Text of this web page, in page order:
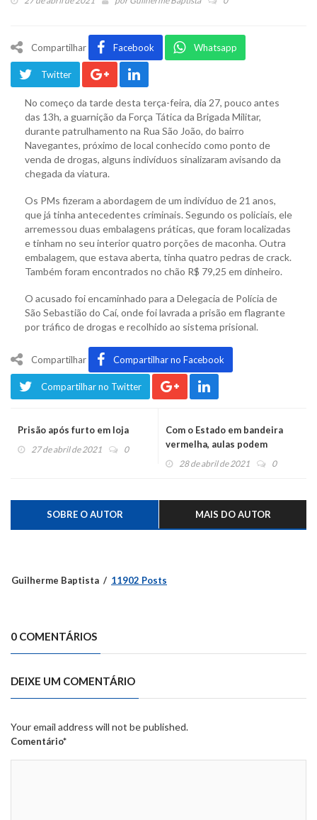
Compartilhar Facebook Whatsapp
Twitter
No começo da tarde desta terça-feira, dia 27, pouco antes
das 13h, a guarnição da Força Tática da Brigada Militar,
durante patrulhamento na Rua São João, do bairro
Navegantes, próximo de local conhecido como ponto de
venda de drogas, alguns indivíduos sinalizaram avisando da
chegada da viatura.
Os PMs fizeram a abordagem de um indivíduo de 21 anos,
que já tinha antecedentes criminais. Segundo os policiais, ele
arremessou duas embalagens práticas, que foram localizadas
e tinham no seu interior quatro porções de maconha. Outra
embalagem, que estava aberta, tinha quatro pedras de crack.
Também foram encontrados no chão R$ 79,25 em dinheiro.
O acusado foi encaminhado para a Delegacia de Polícia de
São Sebastião do Caí, onde foi lavrada a prisão em flagrante
por tráfico de drogas e recolhido ao sistema prisional.
Compartilhar Compartilhar no Facebook
Compartilhar no Twitter
Prisão após furto em loja
27 de abril de 2021 0
Com o Estado em bandeira
vermelha, aulas podem
retornar
28 de abril de 2021 0
SOBRE O AUTOR MAIS DO AUTOR
Guilherme Baptista 11902 Posts
0 COMENTÁRIOS
DEIXE UM COMENTÁRIO
Your email address will not be published.
Comentário*